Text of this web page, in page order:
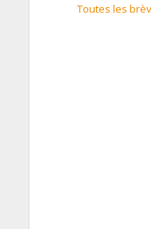
Toutes les